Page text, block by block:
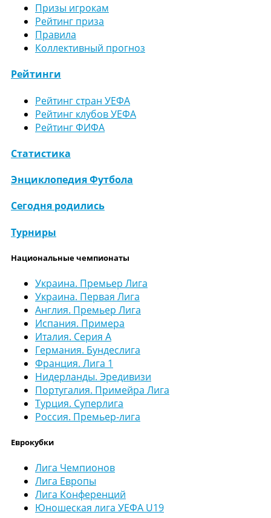
Призы игрокам
Рейтинг приза
Правила
Коллективный прогноз
Рейтинги
Рейтинг стран УЕФА
Рейтинг клубов УЕФА
Рейтинг ФИФА
Статистика
Энциклопедия Футбола
Сегодня родились
Турниры
Национальные чемпионаты
Украина. Премьер Лига
Украина. Первая Лига
Англия. Премьер Лига
Испания. Примера
Италия. Серия А
Германия. Бундеслига
Франция. Лига 1
Нидерланды. Эредивизи
Португалия. Примейра Лига
Турция. Суперлига
Россия. Премьер-лига
Еврокубки
Лига Чемпионов
Лига Европы
Лига Конференций
Юношеская лига УЕФА U19